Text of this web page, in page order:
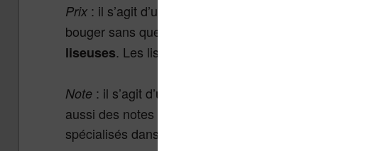
Prix: il s’agit d’une fourchette de prix moyenne
bouger sans que le site en soit informé.
liseuses. Les liseuses à gauche sont les moins chères.
Note: il s’agit d’une appréciation générale de liseuse
aussi des notes des utilisateurs qui ont acheté la
spécialisés dans la lecture numérique et les liseuses.